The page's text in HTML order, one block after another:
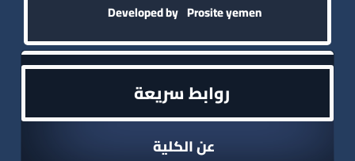
روابط سريعة
عن الكلية
Developed by Prosite yemen